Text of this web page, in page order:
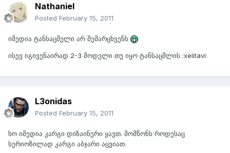
Nathaniel
Posted February 15, 2011
იმედია ტანსაცმელი არ შემარცხვენს
ისევ იგივენაირად 2-3 მოდელი თუ იყო ტანსაცმლის :xelitavi:
L3onidas
Posted February 15, 2011
ხო იმედია კარგი დიზაინერი ყავთ. მომწონს როდესაც
სერიოზილად კარგი აბჯარი აცვიათ.